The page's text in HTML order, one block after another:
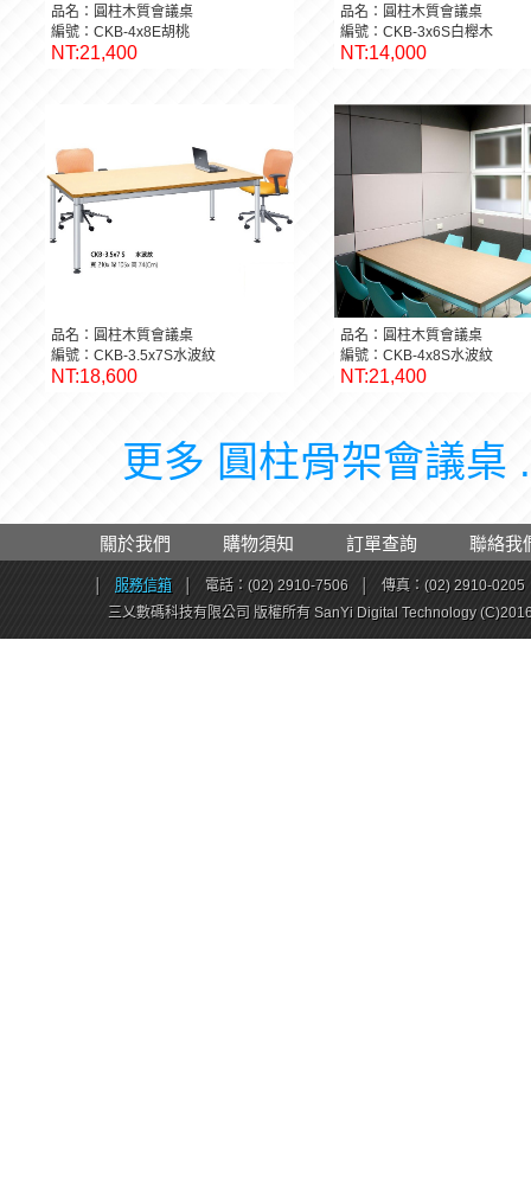
品名：圓柱木質會議桌
編號：CKB-4x8E胡桃
NT:21,400
品名：圓柱木質會議桌
編號：CKB-3x6S白櫸木
NT:14,000
品名：圓柱木質會議桌
編號：CKB-3.5x7S水波紋
NT:18,600
品名：圓柱木質會議桌
編號：CKB-4x8S水波紋
NT:21,400
更多 圓柱骨架會議桌
關於我們 購物須知 訂單查詢 聯絡我
服務信箱 電話：(02) 2910-7506
傳真：(02) 2910-0205
三乂數碼科技有限公司 版權所有 SanYi Digital Technology